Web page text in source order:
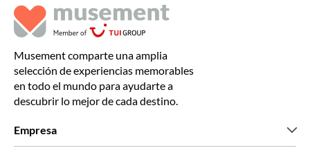
Musement comparte una amplia
selección de experiencias memorables
en todo el mundo para ayudarte a
descubrir lo mejor de cada destino.
Empresa